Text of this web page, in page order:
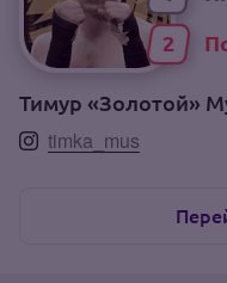
2
Тимур «Золотой»
timka_mus